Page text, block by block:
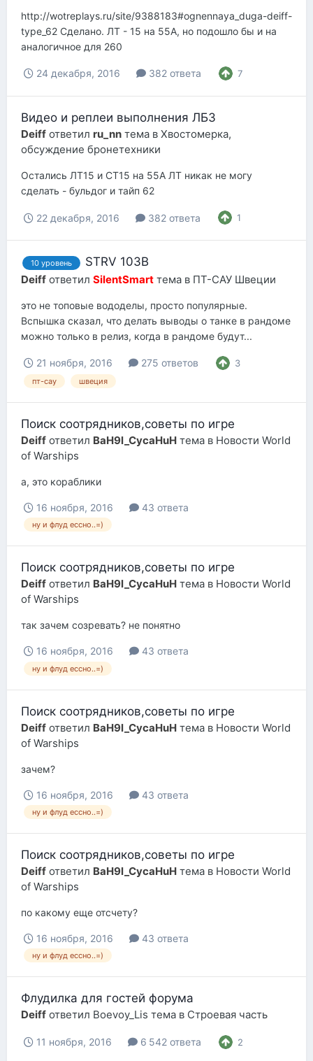
http://wotreplays.ru/site/9388183#ognennaya_duga-deiff-
type_62 Сделано. ЛТ - 15 на 55А, но подошло бы и на
аналогичное для 260
24 декабря, 2016 382 ответа 7
Видео и реплеи выполнения ЛБЗ
Deiff ответил ru_nn тема в Хвостомерка,
обсуждение бронетехники
Остались ЛТ15 и СТ15 на 55А ЛТ никак не могу
сделать - бульдог и тайп 62
22 декабря, 2016 382 ответа 1
10 уровень STRV 103B
Deiff ответил SilentSmart тема в ПТ-САУ Швеции
это не топовые вододелы, просто популярные.
Вспышка сказал, что делать выводы о танке в рандоме
можно только в релиз, когда в рандоме будут...
21 ноября, 2016 275 ответов 3
пт-сау швеция
Поиск соотрядников,советы по игре
Deiff ответил BaH9l_CycaHuH тема в Новости World
of Warships
а, это кораблики
16 ноября, 2016 43 ответа
ну и флуд ессно..=)
Поиск соотрядников,советы по игре
Deiff ответил BaH9l_CycaHuH тема в Новости World
of Warships
так зачем созревать? не понятно
16 ноября, 2016 43 ответа
ну и флуд ессно..=)
Поиск соотрядников,советы по игре
Deiff ответил BaH9l_CycaHuH тема в Новости World
of Warships
зачем?
16 ноября, 2016 43 ответа
ну и флуд ессно..=)
Поиск соотрядников,советы по игре
Deiff ответил BaH9l_CycaHuH тема в Новости World
of Warships
по какому еще отсчету?
16 ноября, 2016 43 ответа
ну и флуд ессно..=)
Флудилка для гостей форума
Deiff ответил Boevoy_Lis тема в Строевая часть
11 ноября, 2016 6 542 ответа 2